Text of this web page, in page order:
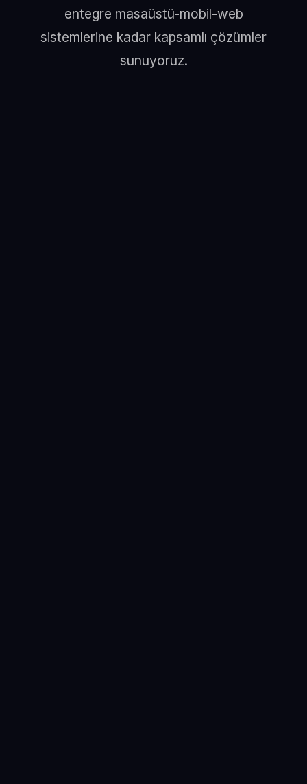
entegre masaüstü-mobil-web
sistemlerine kadar kapsamlı çözümler
sunuyoruz.